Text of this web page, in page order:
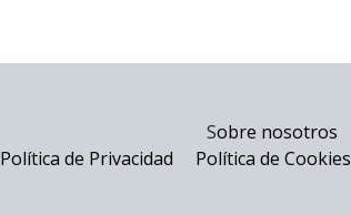
Sobre nosotros
Política de Privacidad Política de Cookies